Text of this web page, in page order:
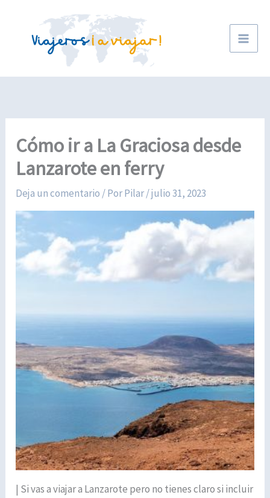
contenido
Cómo ir a La Graciosa desde
Lanzarote en ferry
Deja un comentario / PorPilar/julio 31, 2023
| Si vas a viajar a Lanzarote pero no tienes claro si incluir